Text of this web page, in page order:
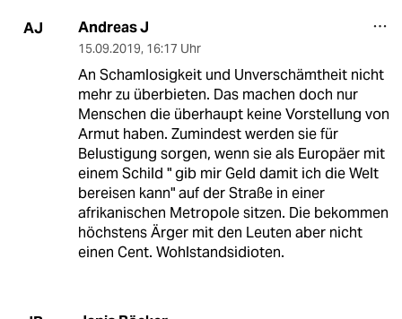
AJ Andreas J
15.09.2019, 16:17 Uhr
An Schamlosigkeit und Unverschämtheit nicht
mehr zu überbieten. Das machen doch nur
Menschen die überhaupt keine Vorstellung von
Armut haben. Zumindest werden sie für
Belustigung sorgen, wenn sie als Europäer mit
einem Schild " gib mir Geld damit ich die Welt
bereisen kann" auf der Straße in einer
afrikanischen Metropole sitzen. Die bekommen
höchstens Ärger mit den Leuten aber nicht
einen Cent. Wohlstandsidioten.